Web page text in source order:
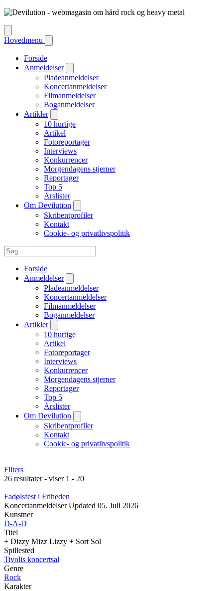
Hovedmenu
Forside
Anmeldelser
Pladeanmeldelser
Koncertanmeldelser
Filmanmeldelser
Boganmeldelser
Artikler
10 hurtige
Artikel
Fotoreportager
Interviews
Konkurrencer
Morgendagens stjerner
Reportager
Top 5
Årslister
Om Devilution
Skribentprofiler
Kontakt
Cookie- og privatlivspolitik
Forside
Anmeldelser
Pladeanmeldelser
Koncertanmeldelser
Filmanmeldelser
Boganmeldelser
Artikler
10 hurtige
Artikel
Fotoreportager
Interviews
Konkurrencer
Morgendagens stjerner
Reportager
Top 5
Årslister
Om Devilution
Skribentprofiler
Kontakt
Cookie- og privatlivspolitik
Filters
26 resultater - viser 1 - 20
Fadølsfest i Friheden
Koncertanmeldelser Updated 05. Juli 2026
Kunstner
D-A-D
Titel
+ Dizzy Mizz Lizzy + Sort Sol
Spillested
Tivolis koncertsal
Genre
Rock
Karakter